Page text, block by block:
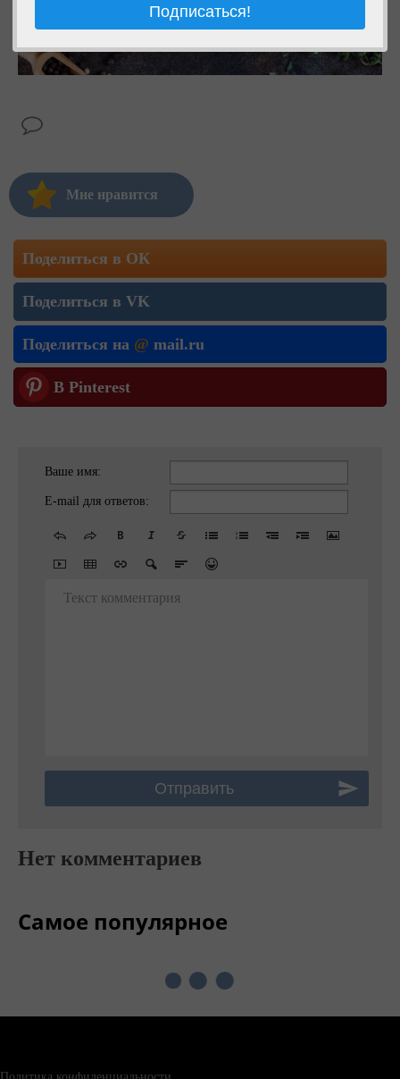
Мне нравится
Поделиться в ОК
Поделиться в VK
Поделиться на @ mail.ru
В Pinterest
Ваше имя:
E-mail для ответов:
Текст комментария
Нет комментариев
Самое популярное